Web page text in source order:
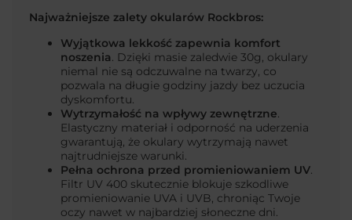
Najważniejsze zalety okularów Rockbros:
Wyjątkowa lekkość zapewnia komfort
noszenia
. Dzięki masie zaledwie 30g, okulary
niemal nie są odczuwalne na twarzy, co
pozwala na długie godziny jazdy bez uczucia
dyskomfortu.
Wytrzymałość na wpływy zewnętrzne
Elastyczny materiał i odporność na uderzenia
gwarantują, że okulary wytrzymają nawet
najtrudniejsze warunki.
Pełna ochrona przed promieniowaniem UV
Filtr UV 400 skutecznie blokuje szkodliwe
promieniowanie UVA i UVB, chroniąc Twoje
oczy nawet w najbardziej słoneczne dni.